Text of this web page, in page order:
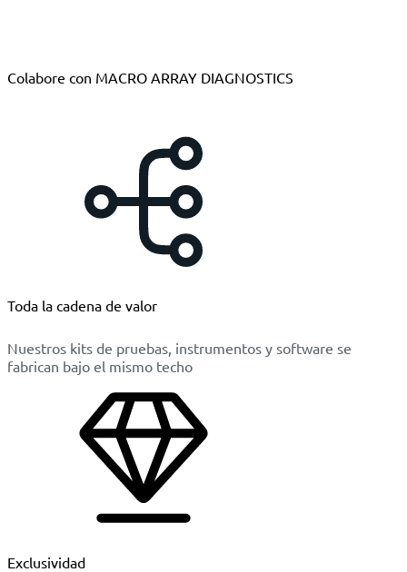
Colabore con MACRO ARRAY DIAGNOSTICS
Toda la cadena de valor
Nuestros kits de pruebas, instrumentos y software se
fabrican bajo el mismo techo
Exclusividad